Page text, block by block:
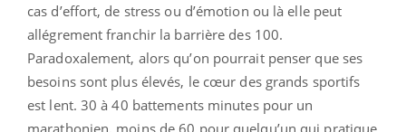
cas d’effort, de stress ou d’émotion ou là elle peut
allégrement franchir la barrière des 100.
Paradoxalement, alors qu’on pourrait penser que ses
besoins sont plus élevés, le cœur des grands sportifs
est lent. 30 à 40 battements minutes pour un
marathonien, moins de 60 pour quelqu’un qui pratique